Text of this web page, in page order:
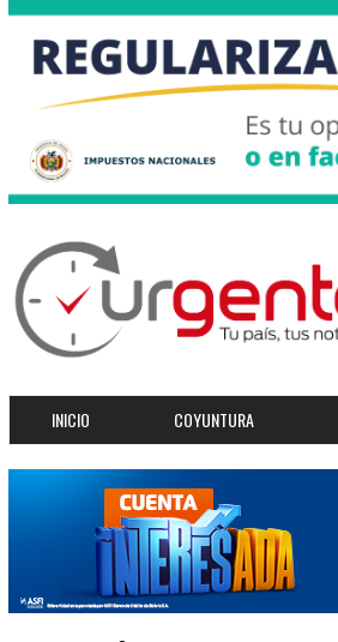
INICIO COYUNTURA